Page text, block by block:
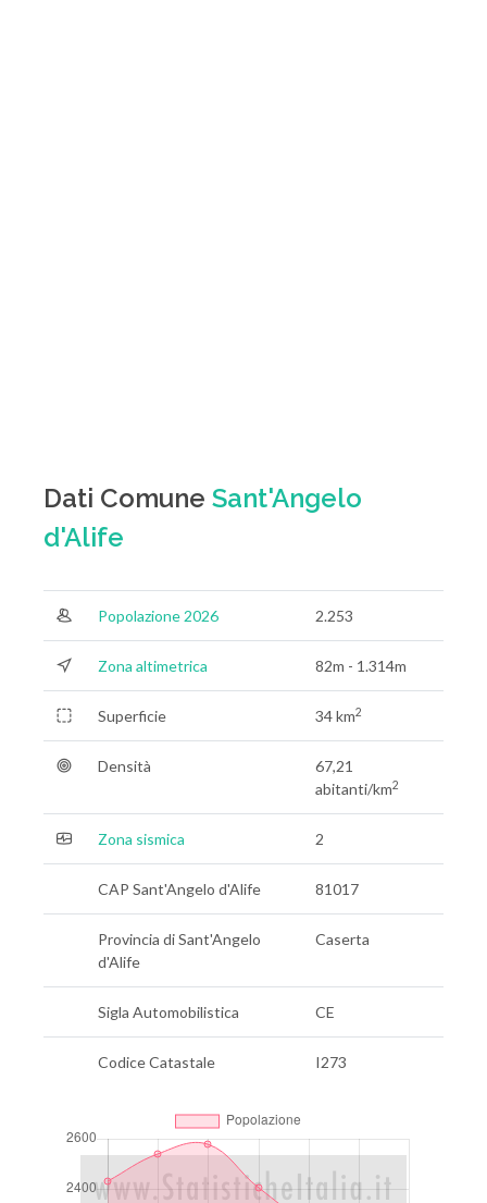
Dati Comune Sant'Angelo
d'Alife
Popolazione 2026 2.253
Zona altimetrica 82m - 1.314m
Superficie 34 km2
Densità
67,21
abitanti/km2
Zona sismica 2
CAP Sant'Angelo d'Alife 81017
Provincia di Sant'Angelo
d'Alife
Caserta
Sigla Automobilistica CE
Codice Catastale I273